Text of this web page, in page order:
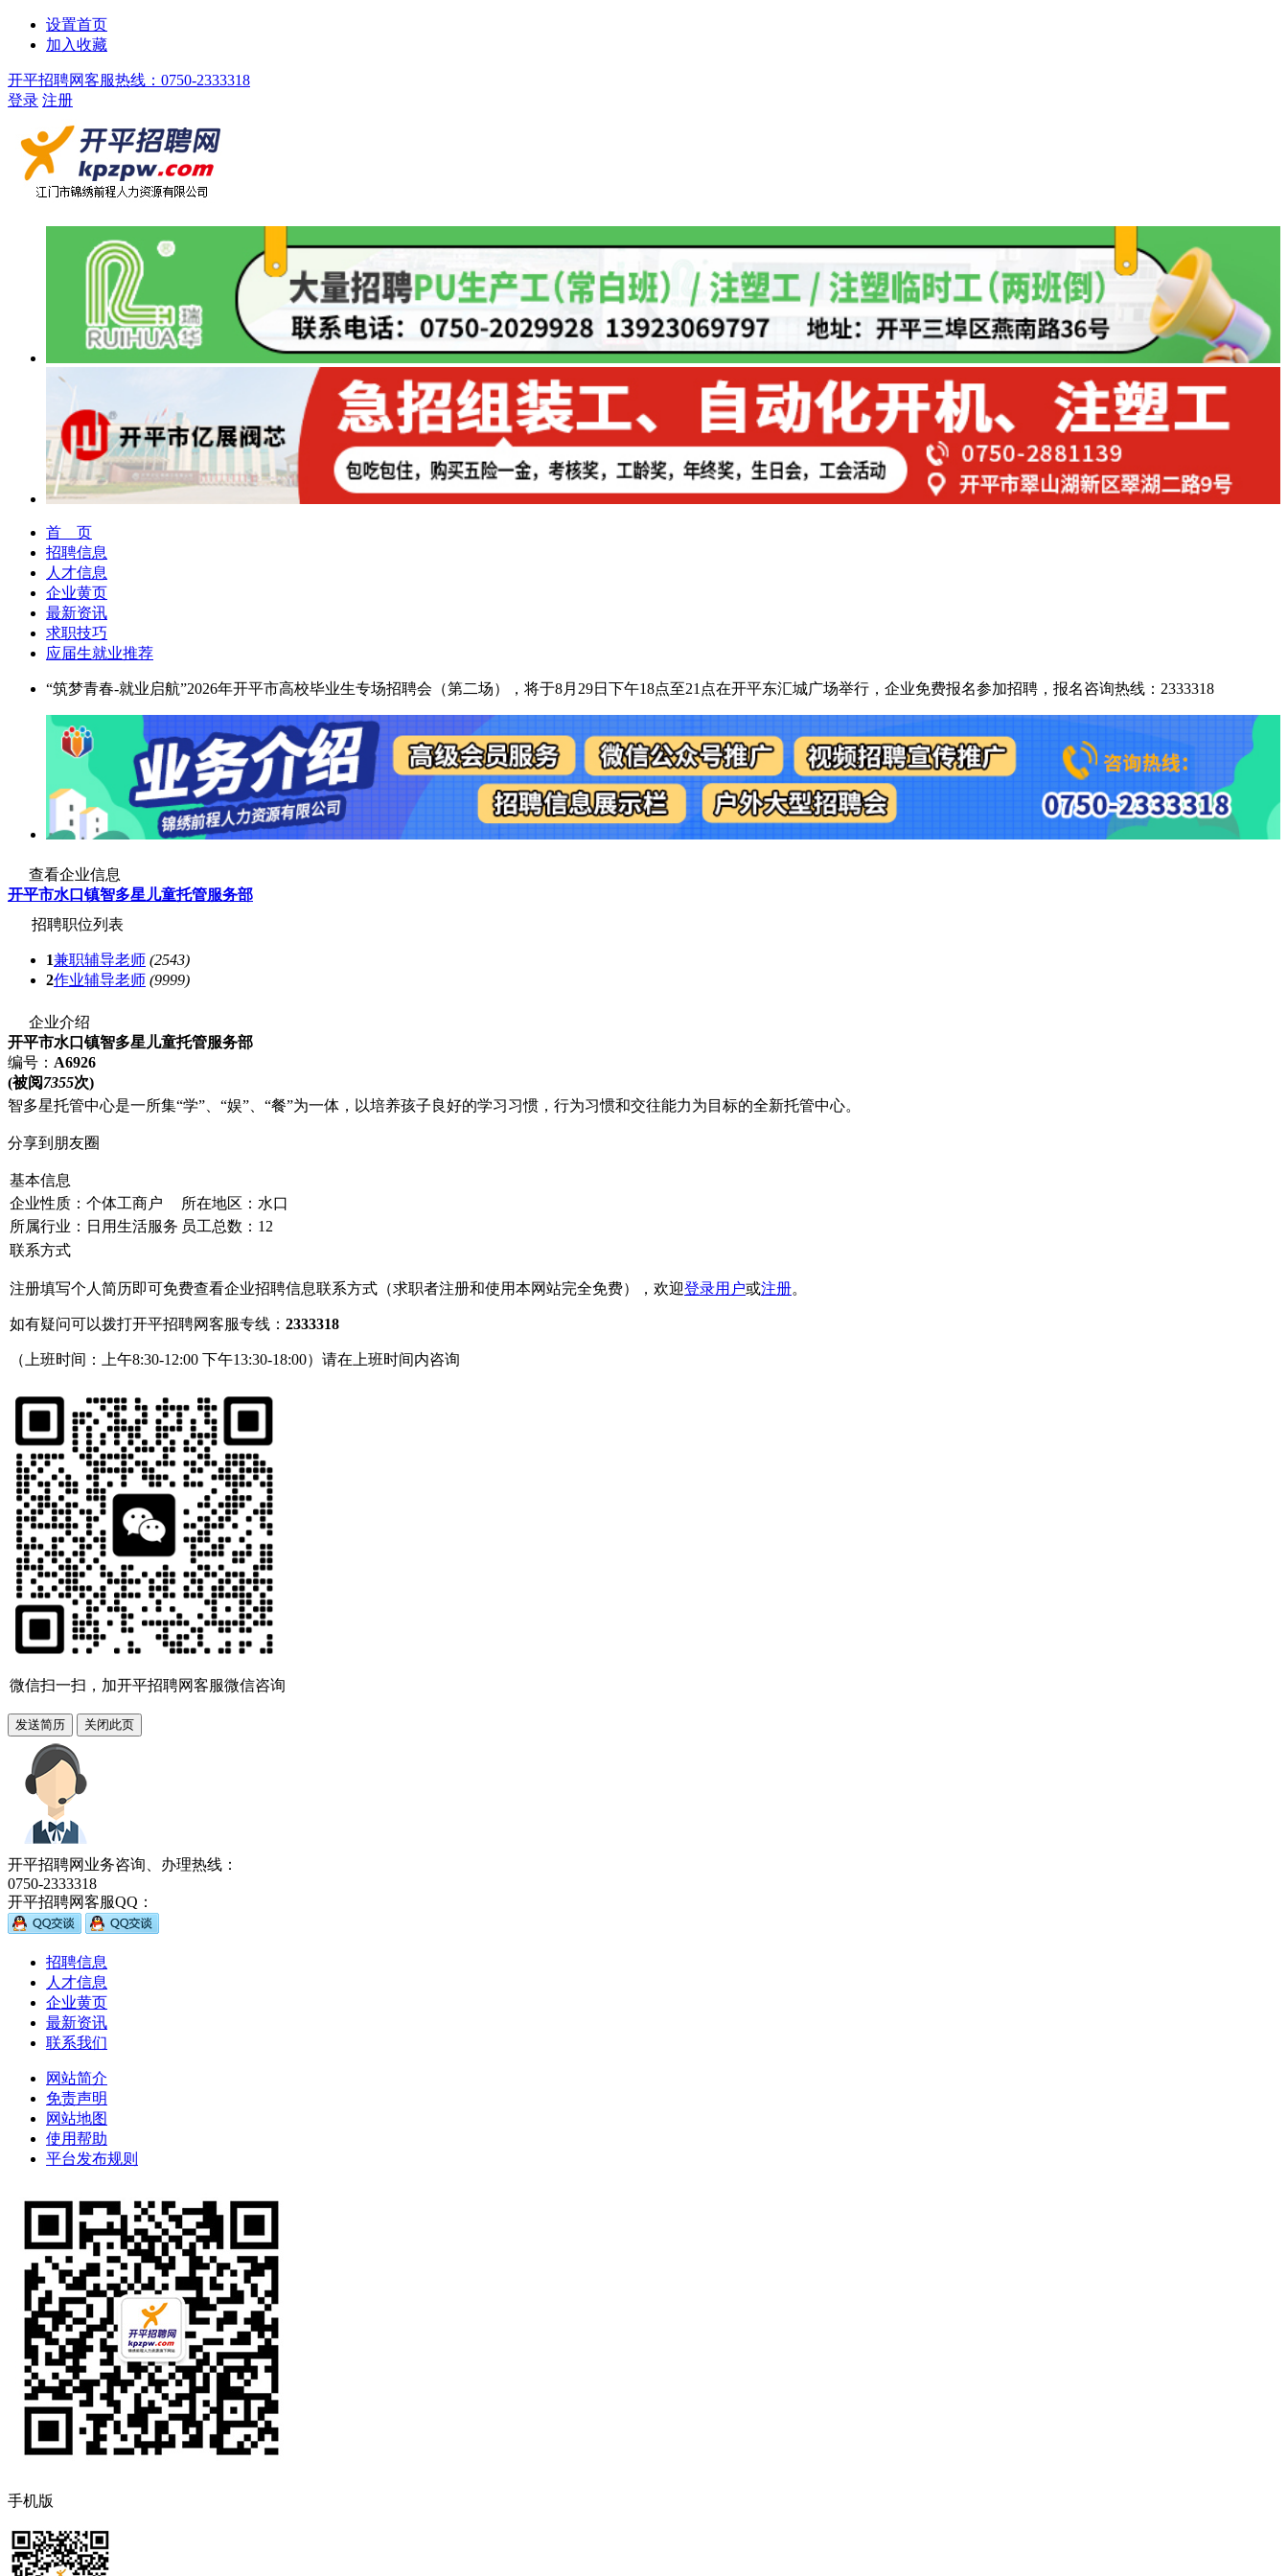
设置首页
加入收藏
开平招聘网客服热线：0750-2333318
登录 注册
首 页
招聘信息
人才信息
企业黄页
最新资讯
求职技巧
应届生就业推荐
“筑梦青春-就业启航”2026年开平市高校毕业生专场招聘会（第二场），将于8月29日下午18点至21点在开平东汇城广场举行，企业免费报名参加招聘，报名咨询热线：2333318
查看企业信息
开平市水口镇智多星儿童托管服务部
招聘职位列表
1兼职辅导老师 (2543)
2作业辅导老师 (9999)
企业介绍
开平市水口镇智多星儿童托管服务部
编号： A6926
(被阅7355次)
智多星托管中心是一所集“学”、“娱”、“餐”为一体，以培养孩子良好的学习习惯，行为习惯和交往能力为目标的全新托管中心。
分享到朋友圈
基本信息
企业性质：个体工商户
所在地区：水口
所属行业：日用生活服务 员工总数：12
联系方式
注册填写个人简历即可免费查看企业招聘信息联系方式（求职者注册和使用本网站完全免费），欢迎登录用户或注册。
如有疑问可以拨打开平招聘网客服专线： 2333318
（上班时间：上午8:30-12:00 下午13:30-18:00）请在上班时间内咨询
微信扫一扫，加开平招聘网客服微信咨询
开平招聘网业务咨询、办理热线：
0750-2333318
开平招聘网客服QQ：
招聘信息
人才信息
企业黄页
最新资讯
联系我们
网站简介
免责声明
网站地图
使用帮助
平台发布规则
手机版